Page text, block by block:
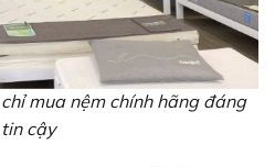
mua nệm chính hãng đáng
tin cậy